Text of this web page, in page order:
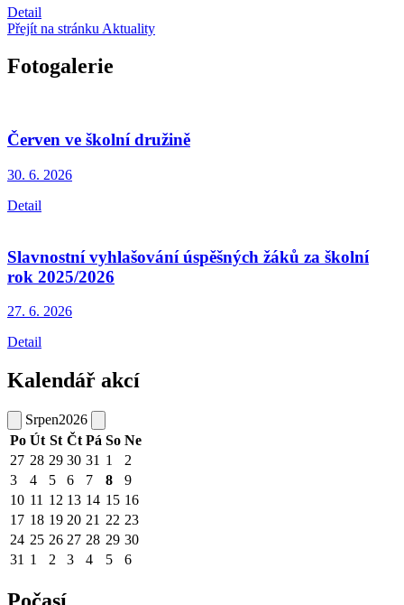
Detail
Přejít na stránku Aktuality
Fotogalerie
Červen ve školní družině
30. 6. 2026
Detail
Slavnostní vyhlašování úspěšných žáků za školní
rok 2025/2026
27. 6. 2026
Detail
Kalendář akcí
Srpen2026
Po Út St Čt Pá So Ne
27 28 29 30 31 1
2
3
4 5 6 7 8
9
10 11 12 13 14 15 16
17 18 19 20 21 22 23
24 25 26 27 28 29 30
31 1 2 3 4 5 6